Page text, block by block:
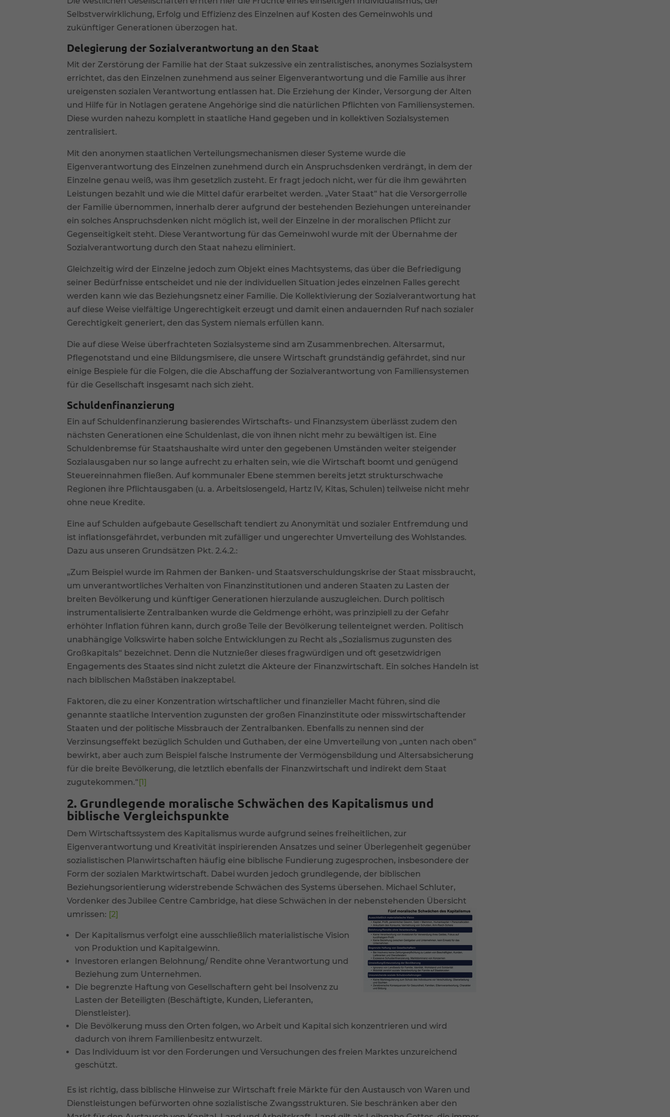
Selbstverwirklichung, Erfolg und Effizienz des Einzelnen auf Kosten des Gemeinwohls und
zukünftiger Generationen überzogen hat.
Delegierung der Sozialverantwortung an den Staat
Mit der Zerstörung der Familie hat der Staat sukzessive ein zentralistisches, anonymes Sozialsystem
errichtet, das den Einzelnen zunehmend aus seiner Eigenverantwortung und die Familie aus ihrer
ureigensten sozialen Verantwortung entlassen hat. Die Erziehung der Kinder, Versorgung der Alten
und Hilfe für in Notlagen geratene Angehörige sind die natürlichen Pflichten von Familiensystemen.
Diese wurden nahezu komplett in staatliche Hand gegeben und in kollektiven Sozialsystemen
zentralisiert.
Mit den anonymen staatlichen Verteilungsmechanismen dieser Systeme wurde die
Eigenverantwortung des Einzelnen zunehmend durch ein Anspruchsdenken verdrängt, in dem der
Einzelne genau weiß, was ihm gesetzlich zusteht. Er fragt jedoch nicht, wer für die ihm gewährten
Leistungen bezahlt und wie die Mittel dafür erarbeitet werden. „Vater Staat“ hat die Versorgerrolle
der Familie übernommen, innerhalb derer aufgrund der bestehenden Beziehungen untereinander
ein solches Anspruchsdenken nicht möglich ist, weil der Einzelne in der moralischen Pflicht zur
Gegenseitigkeit steht. Diese Verantwortung für das Gemeinwohl wurde mit der Übernahme der
Sozialverantwortung durch den Staat nahezu eliminiert.
Gleichzeitig wird der Einzelne jedoch zum Objekt eines Machtsystems, das über die Befriedigung
seiner Bedürfnisse entscheidet und nie der individuellen Situation jedes einzelnen Falles gerecht
werden kann wie das Beziehungsnetz einer Familie. Die Kollektivierung der Sozialverantwortung hat
auf diese Weise vielfältige Ungerechtigkeit erzeugt und damit einen andauernden Ruf nach sozialer
Gerechtigkeit generiert, den das System niemals erfüllen kann.
Die auf diese Weise überfrachteten Sozialsysteme sind am Zusammenbrechen. Altersarmut,
Pflegenotstand und eine Bildungsmisere, die unsere Wirtschaft grundständig gefährdet, sind nur
einige Bespiele für die Folgen, die die Abschaffung der Sozialverantwortung von Familiensystemen
für die Gesellschaft insgesamt nach sich zieht.
Schuldenfinanzierung
Ein auf Schuldenfinanzierung basierendes Wirtschafts- und Finanzsystem überlässt zudem den
nächsten Generationen eine Schuldenlast, die von ihnen nicht mehr zu bewältigen ist. Eine
Schuldenbremse für Staatshaushalte wird unter den gegebenen Umständen weiter steigender
Sozialausgaben nur so lange aufrecht zu erhalten sein, wie die Wirtschaft boomt und genügend
Steuereinnahmen fließen. Auf kommunaler Ebene stemmen bereits jetzt strukturschwache
Regionen ihre Pflichtausgaben (u. a. Arbeitslosengeld, Hartz IV, Kitas, Schulen) teilweise nicht mehr
ohne neue Kredite.
Eine auf Schulden aufgebaute Gesellschaft tendiert zu Anonymität und sozialer Entfremdung und
ist inflationsgefährdet, verbunden mit zufälliger und ungerechter Umverteilung des Wohlstandes.
Dazu aus unseren Grundsätzen Pkt. 2.4.2.:
„Zum Beispiel wurde im Rahmen der Banken- und Staatsverschuldungskrise der Staat missbraucht,
um unverantwortliches Verhalten von Finanzinstitutionen und anderen Staaten zu Lasten der
breiten Bevölkerung und künftiger Generationen hierzulande auszugleichen. Durch politisch
instrumentalisierte Zentralbanken wurde die Geldmenge erhöht, was prinzipiell zu der Gefahr
erhöhter Inflation führen kann, durch große Teile der Bevölkerung teilenteignet werden. Politisch
unabhängige Volkswirte haben solche Entwicklungen zu Recht als „Sozialismus zugunsten des
Großkapitals“ bezeichnet. Denn die Nutznießer dieses fragwürdigen und oft gesetzwidrigen
Engagements des Staates sind nicht zuletzt die Akteure der Finanzwirtschaft. Ein solches Handeln ist
nach biblischen Maßstäben inakzeptabel.
Faktoren, die zu einer Konzentration wirtschaftlicher und finanzieller Macht führen, sind die
genannte staatliche Intervention zugunsten der großen Finanzinstitute oder misswirtschaftender
Staaten und der politische Missbrauch der Zentralbanken. Ebenfalls zu nennen sind der
Verzinsungseffekt bezüglich Schulden und Guthaben, der eine Umverteilung von „unten nach oben“
bewirkt, aber auch zum Beispiel falsche Instrumente der Vermögensbildung und Altersabsicherung
für die breite Bevölkerung, die letztlich ebenfalls der Finanzwirtschaft und indirekt dem Staat
zugutekommen.“[1]
2. Grundlegende moralische Schwächen des Kapitalismus und
biblische Vergleichspunkte
Dem Wirtschaftssystem des Kapitalismus wurde aufgrund seines freiheitlichen, zur
Eigenverantwortung und Kreativität inspirierenden Ansatzes und seiner Überlegenheit gegenüber
sozialistischen Planwirtschaften häufig eine biblische Fundierung zugesprochen, insbesondere der
Form der sozialen Marktwirtschaft. Dabei wurden jedoch grundlegende, der biblischen
Beziehungsorientierung widerstrebende Schwächen des Systems übersehen. Michael Schluter,
Vordenker des Jubilee Centre Cambridge, hat diese Schwächen in der nebenstehenden Übersicht
umrissen: [2]
Der Kapitalismus verfolgt eine ausschließlich materialistische Vision
von Produktion und Kapitalgewinn.
Investoren erlangen Belohnung/ Rendite ohne Verantwortung und
Beziehung zum Unternehmen.
Die begrenzte Haftung von Gesellschaftern geht bei Insolvenz zu
Lasten der Beteiligten (Beschäftigte, Kunden, Lieferanten,
Dienstleister).
Die Bevölkerung muss den Orten folgen, wo Arbeit und Kapital sich konzentrieren und wird
dadurch von ihrem Familienbesitz entwurzelt.
Das Individuum ist vor den Forderungen und Versuchungen des freien Marktes unzureichend
geschützt.
Es ist richtig, dass biblische Hinweise zur Wirtschaft freie Märkte für den Austausch von Waren und
Dienstleistungen befürworten ohne sozialistische Zwangsstrukturen. Sie beschränken aber den